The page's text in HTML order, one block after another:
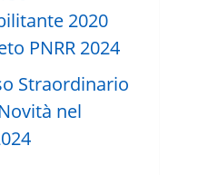
Straordinario
nel